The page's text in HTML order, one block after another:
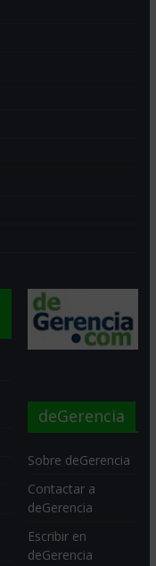
deGerencia
Sobre deGerencia
Contactar a
deGerencia
Escribir en
deGerencia